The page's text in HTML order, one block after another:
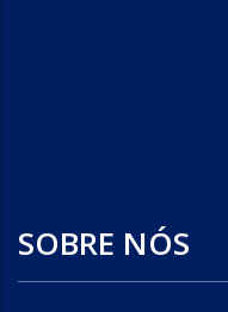
SOBRE NÓS